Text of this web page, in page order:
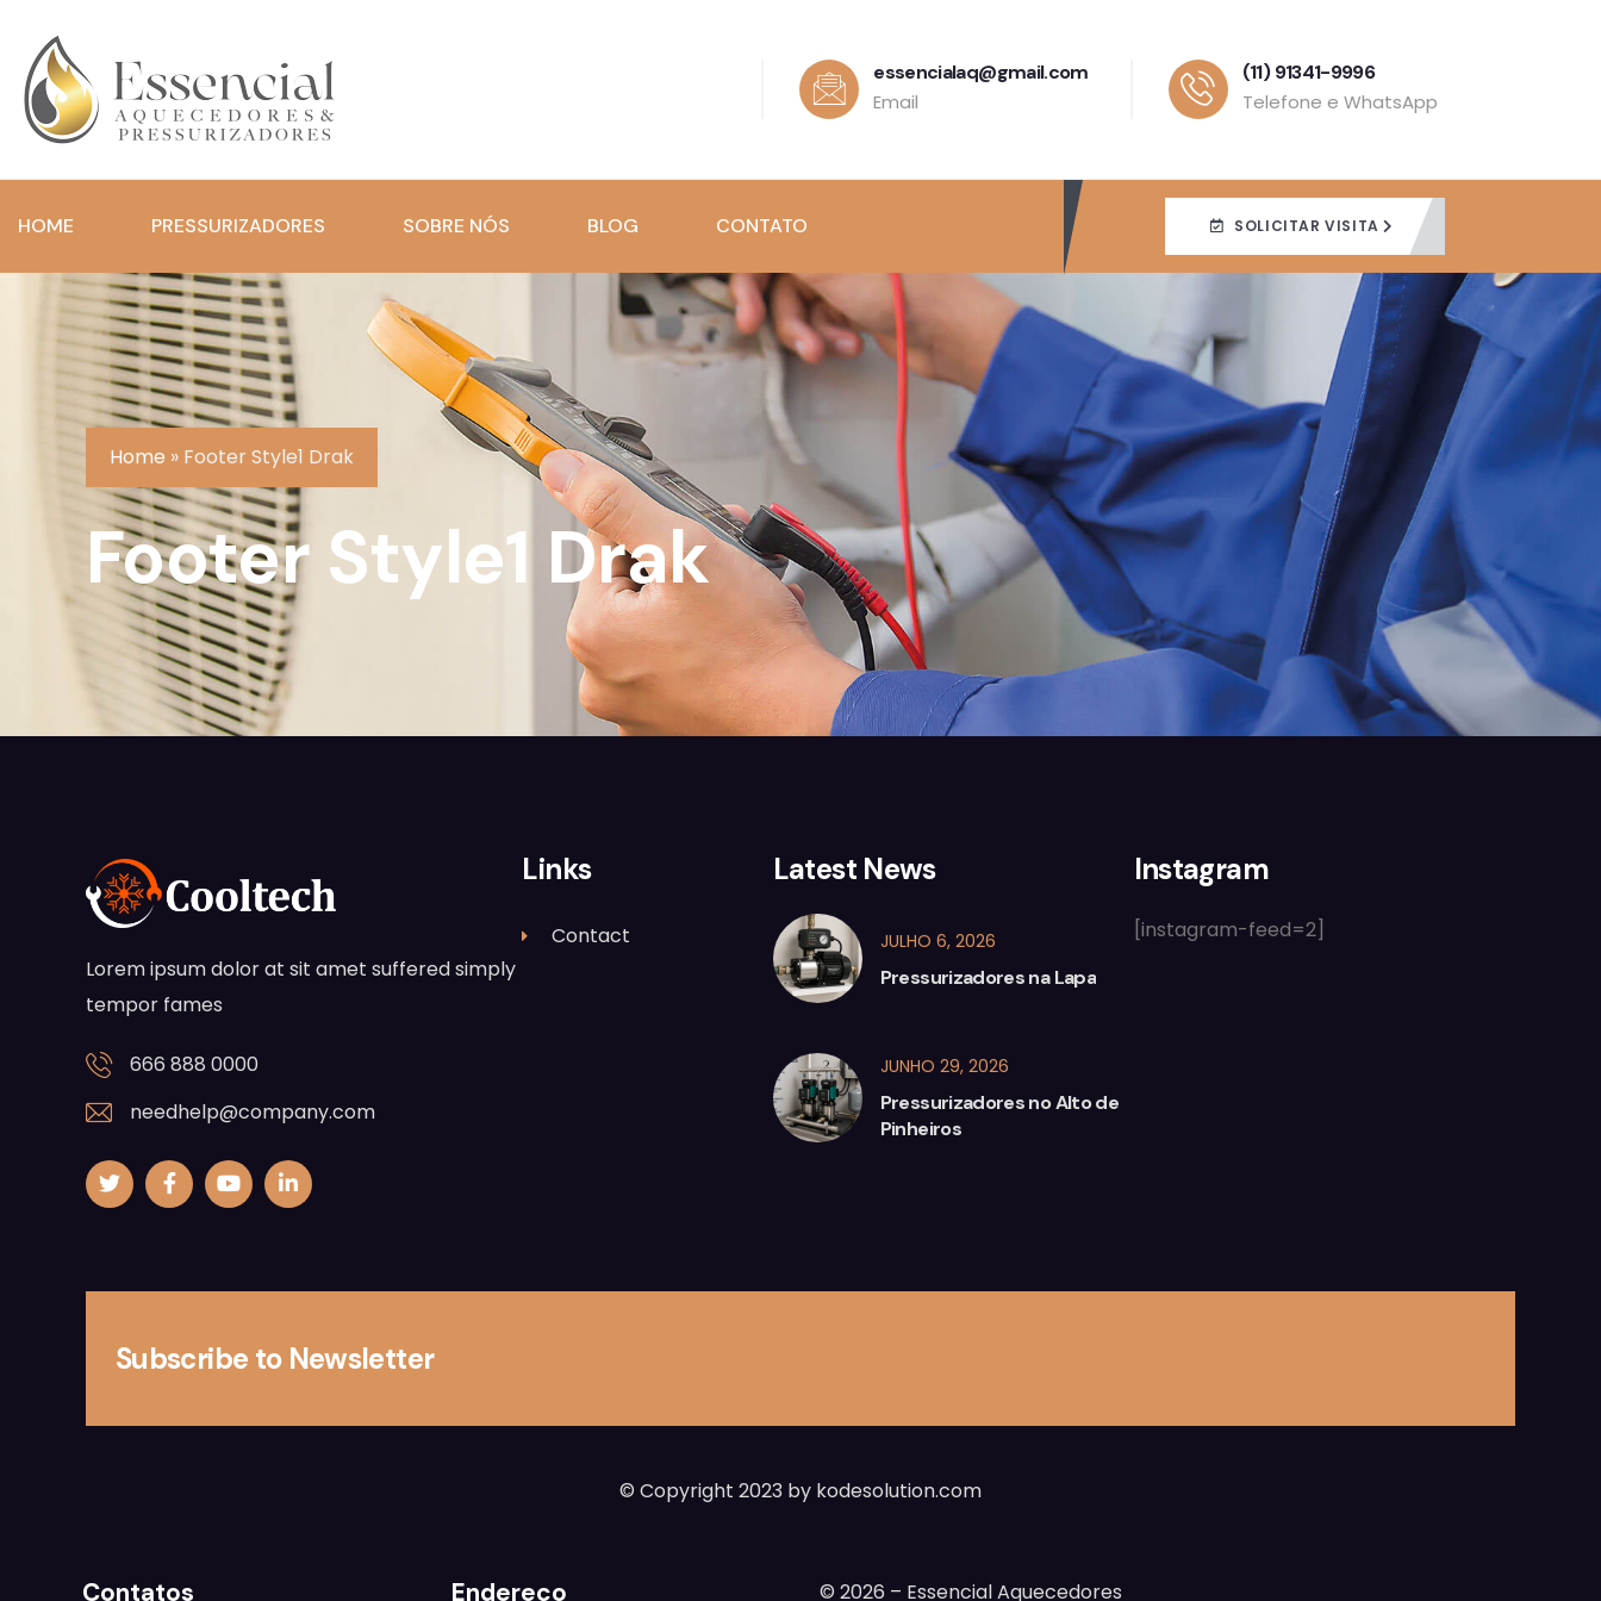
essencialaq@gmail.com
Email
(11) 91341-9996
Telefone e WhatsApp
HOME PRESSURIZADORES SOBRE NÓS BLOG CONTATO SOLICITAR VISITA
Home » Footer Style1 Drak
Footer Style1 Drak
Lorem ipsum dolor at sit amet suffered simply
tempor fames
666 888 0000
needhelp@company.com
Links
Contact
Latest News
JULHO 6, 2026
Pressurizadores na Lapa
JUNHO 29, 2026
Pressurizadores no Alto de
Pinheiros
Instagram
[instagram-feed=2]
Subscribe to Newsletter
© Copyright 2023 by kodesolution.com
Contatos Endereço © 2026 – Essencial Aquecedores